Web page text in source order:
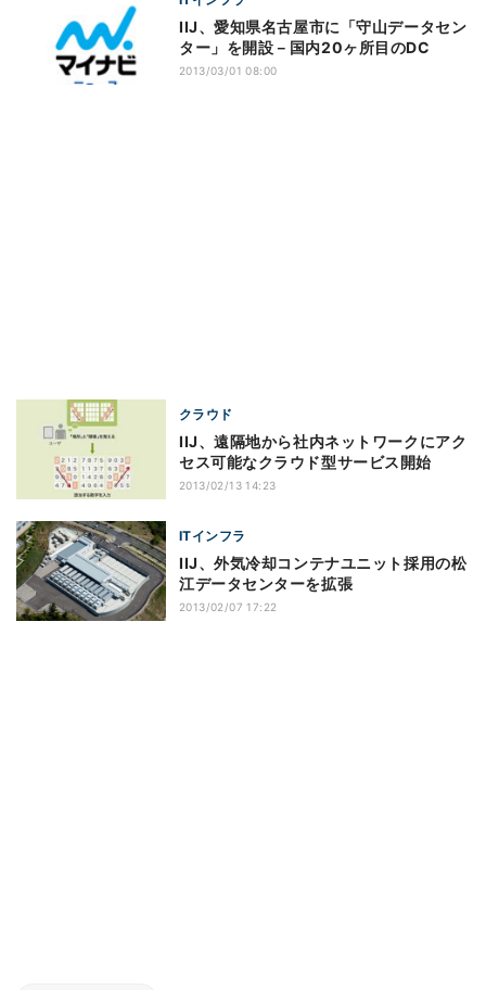
IIJ、愛知県名古屋市に「守山データセン
ター」を開設－国内20ヶ所目のDC
2013/03/01 08:00
クラウド
IIJ、遠隔地から社内ネットワークにアク
セス可能なクラウド型サービス開始
2013/02/13 14:23
ITインフラ
IIJ、外気冷却コンテナユニット採用の松
江データセンターを拡張
2013/02/07 17:22